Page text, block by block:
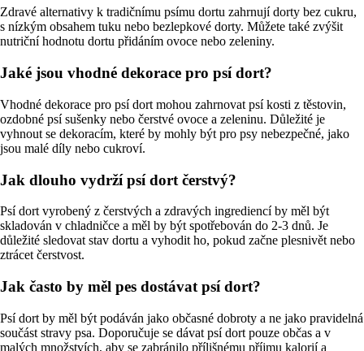
Zdravé alternativy k tradičnímu psímu dortu zahrnují dorty bez cukru,
s nízkým obsahem tuku nebo bezlepkové dorty. Můžete také zvýšit
nutriční hodnotu dortu přidáním ovoce nebo zeleniny.
Jaké jsou vhodné dekorace pro psí dort?
Vhodné dekorace pro psí dort mohou zahrnovat psí kosti z těstovin,
ozdobné psí sušenky nebo čerstvé ovoce a zeleninu. Důležité je
vyhnout se dekoracím, které by mohly být pro psy nebezpečné, jako
jsou malé díly nebo cukroví.
Jak dlouho vydrží psí dort čerstvý?
Psí dort vyrobený z čerstvých a zdravých ingrediencí by měl být
skladován v chladničce a měl by být spotřebován do 2-3 dnů. Je
důležité sledovat stav dortu a vyhodit ho, pokud začne plesnivět nebo
ztrácet čerstvost.
Jak často by měl pes dostávat psí dort?
Psí dort by měl být podáván jako občasné dobroty a ne jako pravidelná
součást stravy psa. Doporučuje se dávat psí dort pouze občas a v
malých množstvích, aby se zabránilo přílišnému příjmu kalorií a